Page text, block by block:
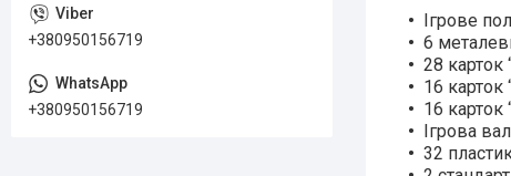
Ігрове
6
28 карток
16 карток
16 карток
Ігрова
32
+380950156719
+380950156719